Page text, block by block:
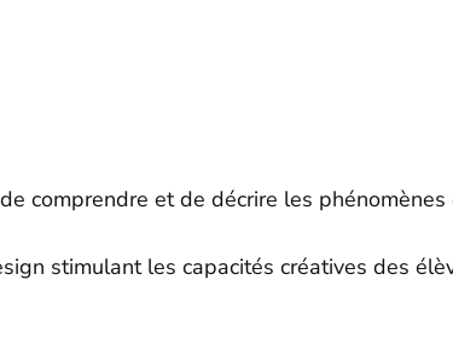
comprendre et de décrire les phénomènes
stimulant les capacités créatives des